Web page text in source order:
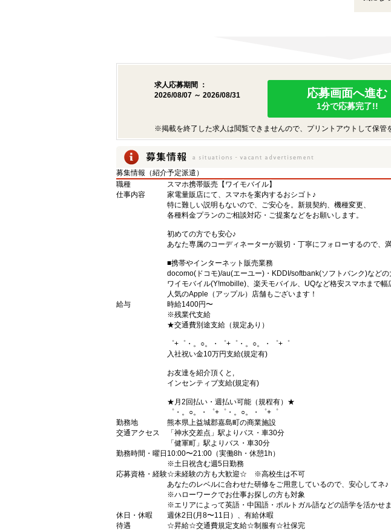
求人応募期間 ：
2026/08/07 ～ 2026/08/31
応募画面へ進む
1分で応募完了!!
※掲載を終了した求人は閲覧できませんので、プリントアウトして保管
募集情報（紹介予定派遣）
職種
スマホ携帯販売【ワイモバイル】
仕事内容
家電量販店にて、スマホを案内するおシゴト♪
特に難しい説明もないので、ご安心を。新規契約、機種変更、
各種料金プランのご相談対応・ご提案などをお願いします。
初めての方でも安心♪
あなた専属のコーディネーターが親切・丁寧にフォローするので、
■携帯やインターネット販売業務
docomo(ドコモ)/au(エーユー)・KDDI/softbank(ソフトバンク)などの
ワイモバイル(Y!mobille)、楽天モバイル、UQなど格安スマホまで幅
人気のApple（アップル）店舗もございます！
給与
時給1400円〜
※残業代支給
★交通費別途支給（規定あり）
゜+゜・。○。・゜+゜・。○。・゜+゜
入社祝い金10万円支給(規定有)
お友達を紹介頂くと,
インセンティブ支給(規定有)
★月2回払い・週払い可能（規程有）★
゜・。○。・゜+゜・。○。・゜+゜
勤務地
熊本県上益城郡嘉島町の商業施設
交通アクセス
「神水交差点」駅よりバス・車30分
「健軍町」駅よりバス・車30分
勤務時間・曜日 10:00〜21:00（実働8h・休憩1h）
※土日祝含む週5日勤務
応募資格・経験☆未経験の方も大歓迎☆ ※高校生は不可
あなたのレベルに合わせた研修をご用意しているので、安心してネ♪
※ハローワークでお仕事お探しの方も対象
※エリアによって英語・中国語・ポルトガル語などの語学を活かせ
休日・休暇
週休2日(月8〜11日）、有給休暇
待遇
☆昇給☆交通費規定支給☆制服有☆社保完